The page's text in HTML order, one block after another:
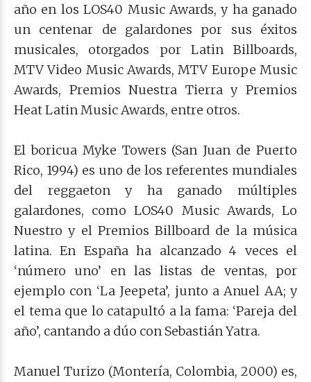
año en los LOS40 Music Awards, y ha ganado
un centenar de galardones por sus éxitos
musicales, otorgados por Latin Billboards,
MTV Video Music Awards, MTV Europe Music
Awards, Premios Nuestra Tierra y Premios
Heat Latin Music Awards, entre otros.
El boricua Myke Towers (San Juan de Puerto
Rico, 1994) es uno de los referentes mundiales
del reggaeton y ha ganado múltiples
galardones, como LOS40 Music Awards, Lo
Nuestro y el Premios Billboard de la música
latina. En España ha alcanzado 4 veces el
‘número uno’ en las listas de ventas, por
ejemplo con ‘La Jeepeta’, junto a Anuel AA; y
el tema que lo catapultó a la fama: ‘Pareja del
año’, cantando a dúo con Sebastián Yatra.
Manuel Turizo (Montería, Colombia, 2000) es,